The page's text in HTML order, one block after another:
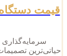
قیمت دستگاه
سرمایه‌گذاری
حیاتی‌ترین